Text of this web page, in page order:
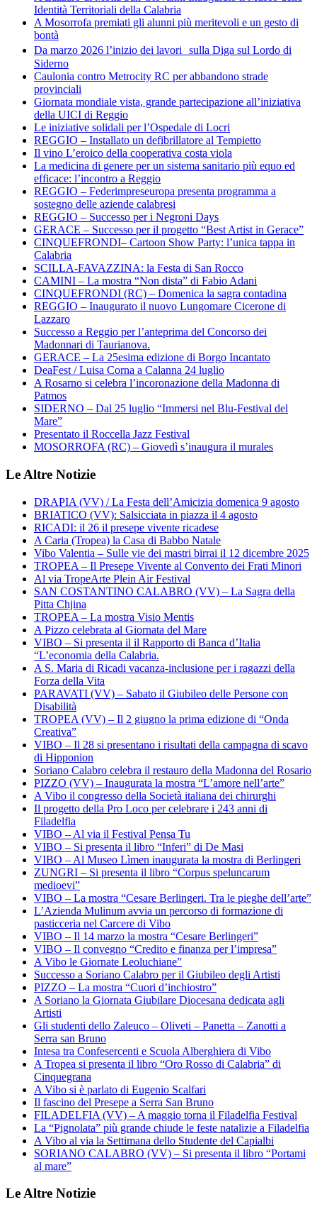
Identità Territoriali della Calabria
A Mosorrofa premiati gli alunni più meritevoli e un gesto di
bontà
Da marzo 2026 l’inizio dei lavori sulla Diga sul Lordo di
Siderno
Caulonia contro Metrocity RC per abbandono strade
provinciali
Giornata mondiale vista, grande partecipazione all’iniziativa
della UICI di Reggio
Le iniziative solidali per l’Ospedale di Locri
REGGIO – Installato un defibrillatore al Tempietto
Il vino L’eroico della cooperativa costa viola
La medicina di genere per un sistema sanitario più equo ed
efficace: l’incontro a Reggio
REGGIO – Federimpreseuropa presenta programma a
sostegno delle aziende calabresi
REGGIO – Successo per i Negroni Days
GERACE – Successo per il progetto “Best Artist in Gerace”
CINQUEFRONDI– Cartoon Show Party: l’unica tappa in
Calabria
SCILLA-FAVAZZINA: la Festa di San Rocco
CAMINI – La mostra “Non dista” di Fabio Adani
CINQUEFRONDI (RC) – Domenica la sagra contadina
REGGIO – Inaugurato il nuovo Lungomare Cicerone di
Lazzaro
Successo a Reggio per l’anteprima del Concorso dei
Madonnari di Taurianova.
GERACE – La 25esima edizione di Borgo Incantato
DeaFest / Luisa Corna a Calanna 24 luglio
A Rosarno si celebra l’incoronazione della Madonna di
Patmos
SIDERNO – Dal 25 luglio “Immersi nel Blu-Festival del
Mare”
Presentato il Roccella Jazz Festival
MOSORROFA (RC) – Giovedì s’inaugura il murales
Le Altre Notizie
DRAPIA (VV) / La Festa dell’Amicizia domenica 9 agosto
BRIATICO (VV): Salsicciata in piazza il 4 agosto
RICADI: il 26 il presepe vivente ricadese
A Caria (Tropea) la Casa di Babbo Natale
Vibo Valentia – Sulle vie dei mastri birrai il 12 dicembre 2025
TROPEA – Il Presepe Vivente al Convento dei Frati Minori
Al via TropeArte Plein Air Festival
SAN COSTANTINO CALABRO (VV) – La Sagra della
Pitta Chjina
TROPEA – La mostra Visio Mentis
A Pizzo celebrata al Giornata del Mare
VIBO – Si presenta il il Rapporto di Banca d’Italia
“L’economia della Calabria.
A S. Maria di Ricadi vacanza-inclusione per i ragazzi della
Forza della Vita
PARAVATI (VV) – Sabato il Giubileo delle Persone con
Disabilità
TROPEA (VV) – Il 2 giugno la prima edizione di “Onda
Creativa”
VIBO – Il 28 si presentano i risultati della campagna di scavo
di Hipponion
Soriano Calabro celebra il restauro della Madonna del Rosario
PIZZO (VV) – Inaugurata la mostra “L’amore nell’arte”
A Vibo il congresso della Società italiana dei chirurghi
Il progetto della Pro Loco per celebrare i 243 anni di
Filadelfia
VIBO – Al via il Festival Pensa Tu
VIBO – Si presenta il libro “Inferi” di De Masi
VIBO – Al Museo Lìmen inaugurata la mostra di Berlingeri
ZUNGRI – Si presenta il libro “Corpus speluncarum
medioevi”
VIBO – La mostra “Cesare Berlingeri. Tra le pieghe dell’arte”
L’Azienda Mulinum avvia un percorso di formazione di
pasticceria nel Carcere di Vibo
VIBO – Il 14 marzo la mostra “Cesare Berlingeri”
VIBO – Il convegno “Credito e finanza per l’impresa”
A Vibo le Giornate Leoluchiane”
Successo a Soriano Calabro per il Giubileo degli Artisti
PIZZO – La mostra “Cuori d’inchiostro”
A Soriano la Giornata Giubilare Diocesana dedicata agli
Artisti
Gli studenti dello Zaleuco – Oliveti – Panetta – Zanotti a
Serra san Bruno
Intesa tra Confesercenti e Scuola Alberghiera di Vibo
A Tropea si presenta il libro “Oro Rosso di Calabria” di
Cinquegrana
A Vibo si è parlato di Eugenio Scalfari
Il fascino del Presepe a Serra San Bruno
FILADELFIA (VV) – A maggio torna il Filadelfia Festival
La “Pignolata” più grande chiude le feste natalizie a Filadelfia
A Vibo al via la Settimana dello Studente del Capialbi
SORIANO CALABRO (VV) – Si presenta il libro “Portami
al mare”
Le Altre Notizie